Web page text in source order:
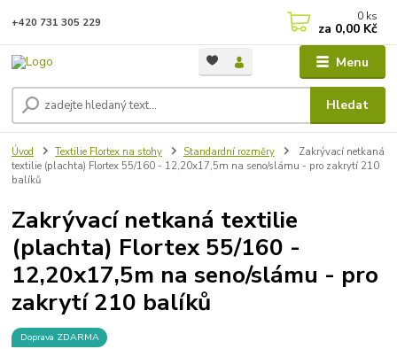
Menu
Hledat
+420 731 305 229 0 ks
za 0,00 Kč
Úvod Textilie Flortex na stohy Standardní rozměry
Zakrývací netkaná
textilie (plachta) Flortex 55/160 - 12,20x17,5m na seno/slámu - pro zakrytí 210
balíků
Zakrývací netkaná textilie
(plachta) Flortex 55/160 -
12,20x17,5m na seno/slámu - pro
zakrytí 210 balíků
Doprava ZDARMA